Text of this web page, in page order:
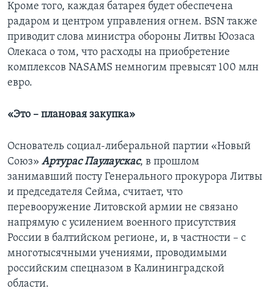
Кроме того, каждая батарея будет обеспечена
радаром и центром управления огнем. BSN также
приводит слова министра обороны Литвы Юозаса
Олекаса о том, что расходы на приобретение
комплексов NASAMS немногим превысят 100 млн
евро.
«Это – плановая закупка»
Основатель социал-либеральной партии «Новый
Союз» Артурас Паулаускас, в прошлом
занимавший посту Генерального прокурора Литвы
и председателя Сейма, считает, что
перевооружение Литовской армии не связано
напрямую с усилением военного присутствия
России в балтийском регионе, и, в частности – с
многотысячными учениями, проводимыми
российским спецназом в Калининградской
области.